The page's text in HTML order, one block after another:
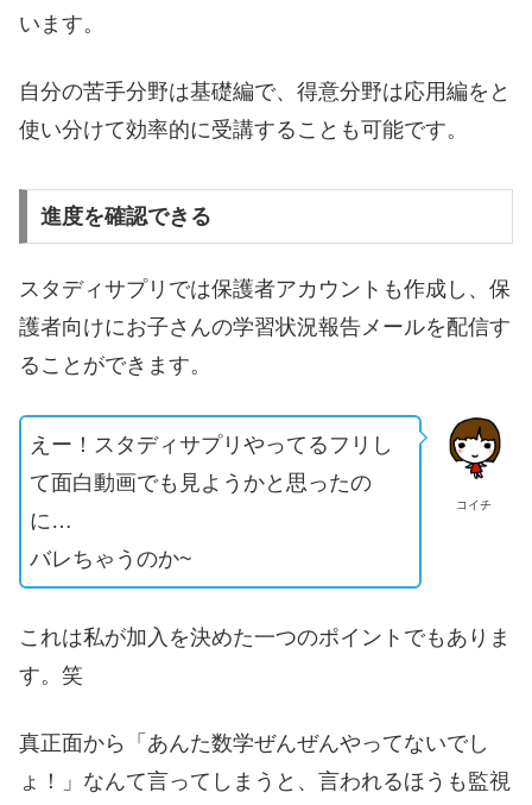
います。
自分の苦手分野は基礎編で、得意分野は応用編をと
使い分けて効率的に受講することも可能です。
進度を確認できる
スタディサプリでは保護者アカウントも作成し、保
護者向けにお子さんの学習状況報告メールを配信す
ることができます。
コイチ
えー！スタディサプリやってるフリし
て面白動画でも見ようかと思ったの
に…
バレちゃうのか~
これは私が加入を決めた一つのポイントでもありま
す。笑
真正面から「あんた数学ぜんぜんやってないでし
ょ！」なんて言ってしまうと、言われるほうも監視